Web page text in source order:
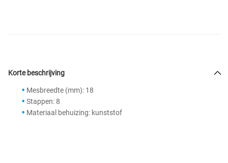
Korte beschrijving
Mesbreedte (mm): 18
Stappen: 8
Materiaal behuizing: kunststof